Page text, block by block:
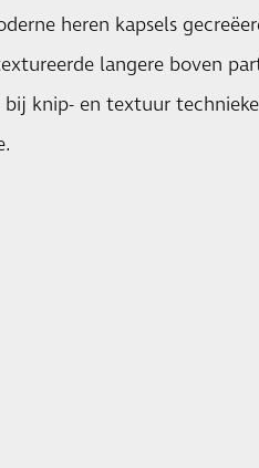
heren kapsels
langere boven
knip- en textuur